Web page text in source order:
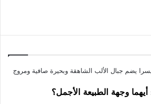
وجهة الطبيعة الأجمل؟